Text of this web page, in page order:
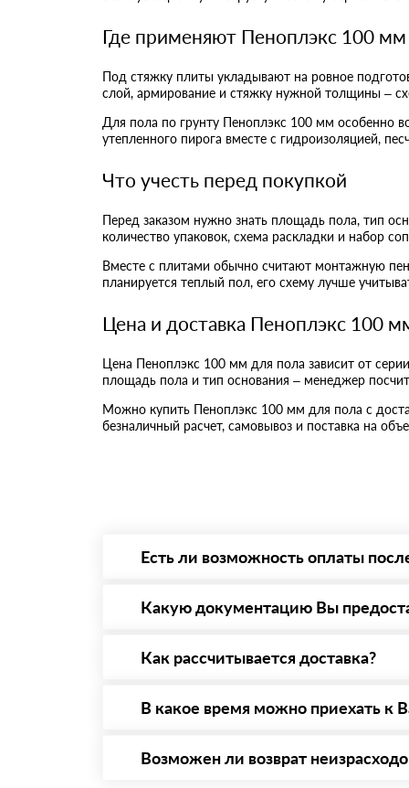
Где применяют Пеноплэкс 100 мм
Под стяжку плиты укладывают на ровное
слой, армирование и стяжку нужной толщины –
Для пола по грунту Пеноплэкс 100 мм особенно
утепленного пирога вместе с гидроизоляцией,
Что учесть перед покупкой
Перед заказом нужно знать площадь пола, тип
количество упаковок, схема раскладки и набор
Вместе с плитами обычно считают монтажную
планируется теплый пол, его схему лучше
Цена и доставка Пеноплэкс 100
Цена Пеноплэкс 100 мм для пола зависит от
площадь пола и тип основания – менеджер
Можно купить Пеноплэкс 100 мм для пола с
безналичный расчет, самовывоз и поставка на
Есть ли возможность оплаты
то Вы вправе от него отказаться.
Какую документацию Вы
Как рассчитывается доставка?
стоимости и сроков доставки, которые
В какое время можно приехать к
Возможен ли возврат